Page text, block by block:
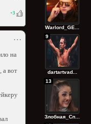
+3
⋯
на
а вот
Warlord_GE...
dartartvad...
9
Злобная_Сп...
13